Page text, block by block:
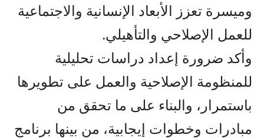
وميسرة تعزز الأبعاد الإنسانية والاجتماعية
للعمل الإصلاحي والتأهيلي.
وأكد ضرورة إعداد دراسات تحليلية
للمنظومة الإصلاحية والعمل على تطويرها
باستمرار، والبناء على ما تحقق من
مبادرات وخطوات إيجابية، من بينها برنامج